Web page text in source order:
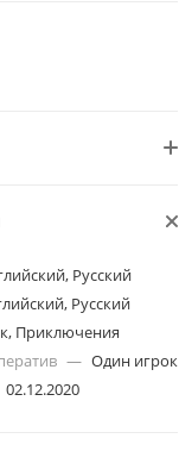
Русский
Русский
Приключения
— Один игрок
02.12.2020